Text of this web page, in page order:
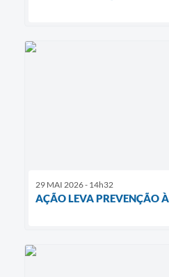
29 MAI 2026 - 14h32
AÇÃO LEVA PREVENÇÃO